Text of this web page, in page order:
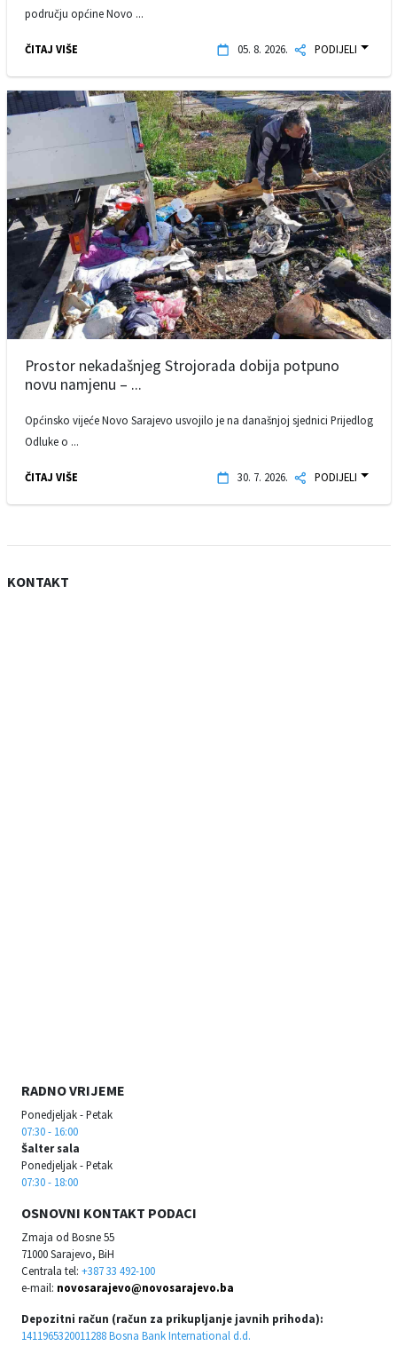
području općine Novo ...
ČITAJ VIŠE 05. 8. 2026. PODIJELI
Prostor nekadašnjeg Strojorada dobija potpuno
novu namjenu – ...
Općinsko vijeće Novo Sarajevo usvojilo je na današnjoj sjednici Prijedlog
Odluke o ...
ČITAJ VIŠE 30. 7. 2026. PODIJELI
KONTAKT
RADNO VRIJEME
Ponedjeljak - Petak
07:30 - 16:00
Šalter sala
Ponedjeljak - Petak
07:30 - 18:00
OSNOVNI KONTAKT PODACI
Zmaja od Bosne 55
71000 Sarajevo, BiH
Centrala tel: +387 33 492-100
e-mail: novosarajevo@novosarajevo.ba
Depozitni račun (račun za prikupljanje javnih prihoda):
1411965320011288 Bosna Bank International d.d.